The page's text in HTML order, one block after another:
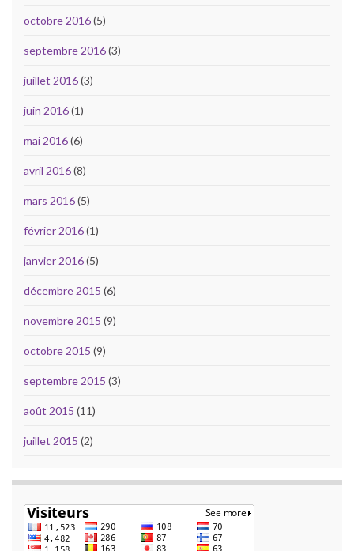
octobre 2016(5)
septembre 2016(3)
juillet 2016(3)
juin 2016(1)
mai 2016(6)
avril 2016(8)
mars 2016(5)
février 2016(1)
janvier 2016(5)
décembre 2015 (6)
novembre 2015 (9)
octobre 2015 (9)
septembre 2015 (3)
août 2015 (11)
juillet 2015 (2)